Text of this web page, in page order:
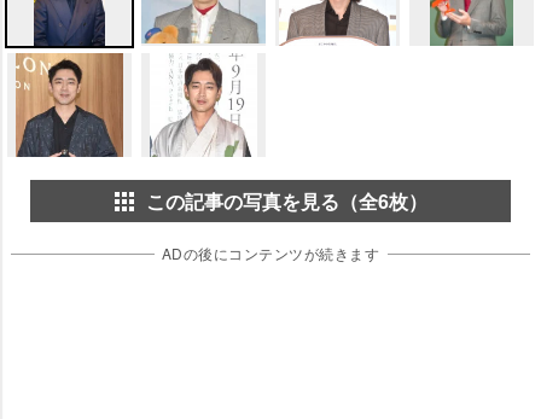
この記事の写真を見る（全6枚）
ADの後にコンテンツが続きます